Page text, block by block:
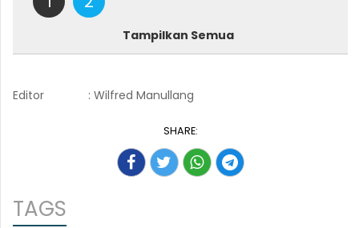
Tampilkan Semua
Editor : Wilfred Manullang
SHARE:
TAGS